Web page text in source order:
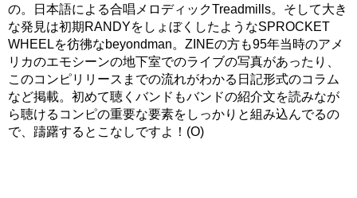
の。日本語による合唱メロディックTreadmills。そして大き
な発見は初期RANDYをしょぼくしたようなSPROCKET
WHEELを彷彿なbeyondman。ZINEの方も95年当時のアメ
リカのエモシーンの地下室でのライブの写真があったり、
このコンピリリースまでの流れがわかる日記形式のコラム
など掲載。初めて聴くバンドもバンドの紹介文を読みなが
ら聴けるコンピの重要な要素をしっかりと組み込んでるの
で、躊躇するとこなしですよ！(O)